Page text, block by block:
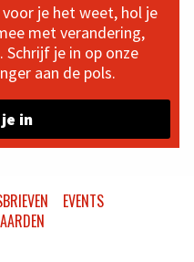
je het weet, hol je
met verandering,
Schrijf je in op onze
aan de pols.
in
EVENTS